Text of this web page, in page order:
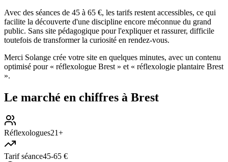
Avec des séances de 45 à 65 €, les tarifs restent accessibles, ce qui
facilite la découverte d'une discipline encore méconnue du grand
public. Sans site pédagogique pour l'expliquer et rassurer, difficile
toutefois de transformer la curiosité en rendez-vous.
Merci Solange crée votre site en quelques minutes, avec un contenu
optimisé pour « réflexologue Brest » et « réflexologie plantaire Brest
».
Le marché en chiffres à Brest
Réflexologues21+
Tarif séance45-65 €